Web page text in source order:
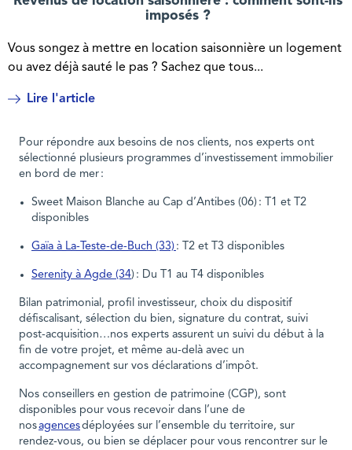
imposés ?
Vous songez à mettre en location saisonnière un logement
ou avez déjà sauté le pas ? Sachez que tous...
Lire l'article
Pour répondre aux besoins de nos clients, nos experts ont
sélectionné plusieurs programmes d’investissement immobilier
en bord de mer :
Sweet Maison Blanche au Cap d’Antibes (06) : T1 et T2
disponibles
Gaïa à La-Teste-de-Buch (33) : T2 et T3 disponibles
Serenity à Agde (34) : Du T1 au T4 disponibles
Bilan patrimonial, profil investisseur, choix du dispositif
défiscalisant, sélection du bien, signature du contrat, suivi
post-acquisition…nos experts assurent un suivi du début à la
fin de votre projet, et même au-delà avec un
accompagnement sur vos déclarations d’impôt.
Nos conseillers en gestion de patrimoine (CGP), sont
disponibles pour vous recevoir dans l’une de
nosagencesdéployées sur l’ensemble du territoire, sur
rendez-vous, ou bien se déplacer pour vous rencontrer sur le